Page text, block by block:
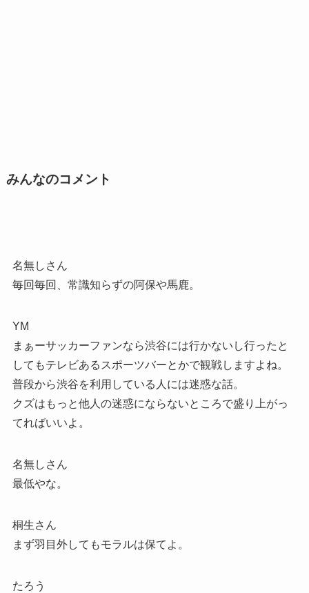
みんなのコメント
名無しさん
毎回毎回、常識知らずの阿保や馬鹿。
YM
まぁーサッカーファンなら渋谷には行かないし行ったと
してもテレビあるスポーツバーとかで観戦しますよね。
普段から渋谷を利用している人には迷惑な話。
クズはもっと他人の迷惑にならないところで盛り上がっ
てればいいよ。
名無しさん
最低やな。
桐生さん
まず羽目外してもモラルは保てよ。
たろう